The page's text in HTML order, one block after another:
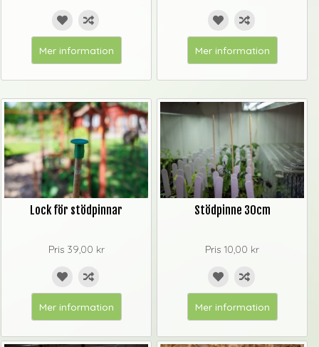
Mer information Mer information
Lock för stödpinnar
Pris 39,00 kr
Mer information
Stödpinne 30cm
Pris 10,00 kr
Mer information